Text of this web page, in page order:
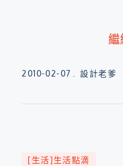
繼
Posted
2010-02-07 設計老爹
[生活]生活點滴